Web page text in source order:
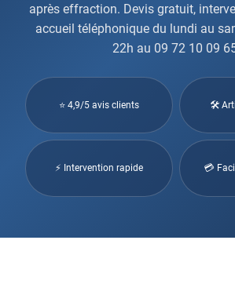
après effraction. Devis gratuit,
accueil téléphonique du lundi au
22h au 09 72 10 09
⭐ 4,9/5 avis clients 🛠
⚡ Intervention rapide 💳